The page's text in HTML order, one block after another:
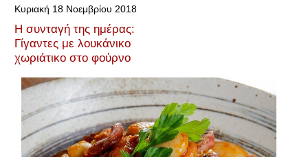
Κυριακή 18 Νοεμβρίου 2018
Η συνταγή της ημέρας:
Γίγαντες με λουκάνικο
χωριάτικο στο φούρνο